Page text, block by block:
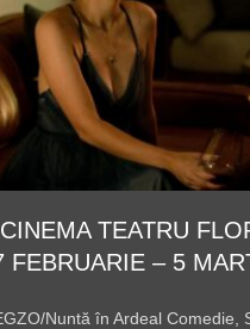
TEATRU
FEBRUARIE – 5
Nuntă în Ardeal Comedie,